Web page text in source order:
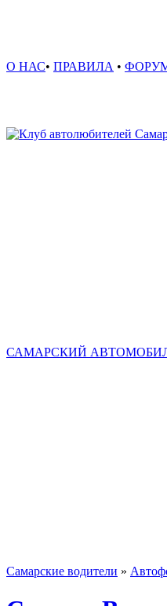
О НАС• ПРАВИЛА •
САМАРСКИЙ
Самарские водители »